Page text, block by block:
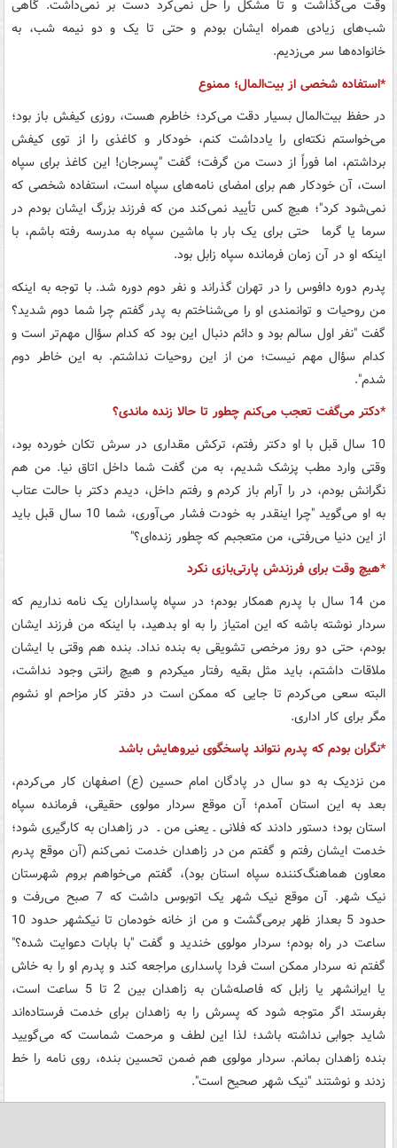
وقت می‌گذاشت و تا مشکل را حل نمی‌کرد دست بر نمی‌داشت. گاهی
شب‌های زیادی همراه ایشان بودم و حتی تا یک و دو نیمه شب، به
خانواده‌ها سر می‌زدیم.
*استفاده شخصی از بیت‌المال؛ ممنوع
در حفظ بیت‌المال بسیار دقت می‌کرد؛‌ خاطرم هست،‌ روزی کیفش باز بود؛
می‌خواستم نکته‌ای را یادداشت کنم، خودکار و کاغذی را از توی کیفش
برداشتم،‌ اما فوراً از دست من گرفت؛ گفت "پسرجان! این کاغذ برای سپاه
است‌، آن خودکار هم برای امضای نامه‌های سپاه است، استفاده شخصی که
نمی‌شود کرد"؛ هیچ کس تأیید نمی‌کند من که فرزند بزرگ ایشان بودم در
سرما یا گرما حتی برای یک بار با ماشین سپاه به مدرسه رفته باشم، با
اینکه او در آن زمان فرمانده سپاه زابل بود.
پدرم دوره دافوس را در تهران گذراند و نفر دوم دوره شد. با توجه به اینکه
من روحیات و توانمندی او را می‌شناختم به پدر گفتم چرا شما دوم شدید؟
گفت "نفر اول سالم بود و دائم دنبال این بود که کدام سؤال مهم‌تر است و
کدام سؤال مهم نیست؛ من از این روحیات نداشتم. به این خاطر دوم
شدم".
*دکتر می‌گفت تعجب می‌کنم چطور تا حالا زنده ماندی؟
10 سال قبل با او دکتر رفتم، ترکش مقداری در سرش تکان خورده بود،
وقتی وارد مطب پزشک شدیم، به من گفت شما داخل اتاق نیا. من هم
نگرانش بودم، در را آرام باز کردم و رفتم داخل، دیدم دکتر با حالت عتاب
به او می‌گوید "چرا اینقدر به خودت فشار می‌آوری، شما 10 سال قبل باید
از این دنیا می‌رفتی، من متعجبم که چطور زنده‌ای؟"
*هیچ وقت برای فرزندش پارتی‌بازی نکرد
من 14 سال با پدرم همکار بودم؛ در سپاه پاسداران یک نامه نداریم که
سردار نوشته باشه که این امتیاز را به او بدهید،‌ با اینکه من فرزند ایشان
بودم، حتی دو روز مرخصی تشویقی به بنده نداد. بنده هم وقتی با ایشان
ملاقات داشتم، باید مثل بقیه رفتار می‏کردم و هیچ رانتی وجود نداشت،
البته سعی می‌کردم تا جایی که ممکن است در دفتر کار مزاحم او نشوم
مگر برای کار اداری.
*نگران بودم که پدرم نتواند پاسخگوی نیروهایش باشد
من نزدیک به دو سال در پادگان امام حسین (ع) اصفهان کار می‌کردم،
بعد به این استان آمدم؛ آن موقع سردار مولوی حقیقی، فرمانده سپاه
استان بود؛ دستور دادند که فلانی ـ یعنی من ـ در زاهدان به کارگیری شود؛
خدمت ایشان رفتم و گفتم من در زاهدان خدمت نمی‌کنم (آن موقع پدرم
معاون هماهنگ‌کننده سپاه استان بود)، گفتم می‌خواهم بروم شهرستان
نیک شهر. آن موقع نیک شهر یک اتوبوس داشت که 7 صبح می‌رفت و
حدود 5 بعداز ظهر برمی‌گشت و من از خانه خودمان تا نیکشهر حدود 10
ساعت در راه بودم؛ سردار مولوی خندید و گفت "با بابات دعوایت شده؟"
گفتم نه سردار ممکن است فردا پاسداری مراجعه کند و پدرم او را به خاش
یا ایرانشهر یا زابل که فاصله‌شان به زاهدان بین 2 تا 5 ساعت است،
بفرستد اگر متوجه شود که پسرش را به زاهدان برای خدمت فرستاده‌اند
شاید جوابی نداشته باشد؛ لذا این لطف و مرحمت شماست که می‌گویید
بنده زاهدان بمانم. سردار مولوی هم ضمن تحسین بنده، روی نامه را خط
زدند و نوشتند "نیک شهر صحیح است".